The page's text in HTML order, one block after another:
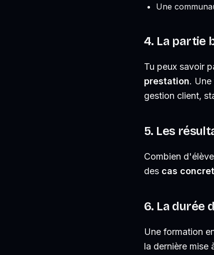
Une
4. La partie
Tu peux savoir
prestation.
gestion client,
5. Les
Combien
des cas
6. La durée
Une formation
la dernière mise